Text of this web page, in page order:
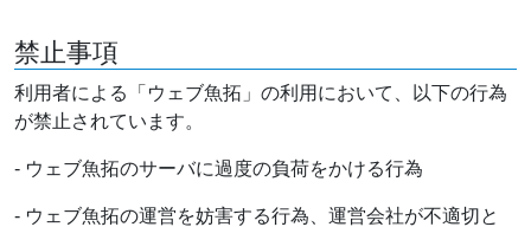
禁止事項
利用者による「ウェブ魚拓」の利用において、以下の行為
が禁止されています。
- ウェブ魚拓のサーバに過度の負荷をかける行為
- ウェブ魚拓の運営を妨害する行為、運営会社が不適切と